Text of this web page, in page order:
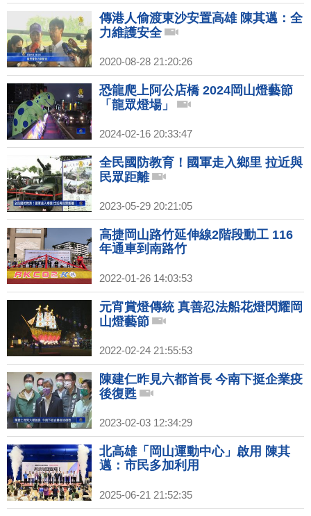
傳港人偷渡東沙安置高雄 陳其邁：全
力維護安全
2020-08-28 21:20:26
恐龍爬上阿公店橋 2024岡山燈藝節
「龍眾燈場」
2024-02-16 20:33:47
全民國防教育！國軍走入鄉里 拉近與
民眾距離
2023-05-29 20:21:05
高捷岡山路竹延伸線2階段動工 116
年通車到南路竹
2022-01-26 14:03:53
元宵賞燈傳統 真善忍法船花燈閃耀岡
山燈藝節
2022-02-24 21:55:53
陳建仁昨見六都首長 今南下挺企業疫
後復甦
2023-02-03 12:34:29
北高雄「岡山運動中心」啟用 陳其
邁：市民多加利用
2025-06-21 21:52:35